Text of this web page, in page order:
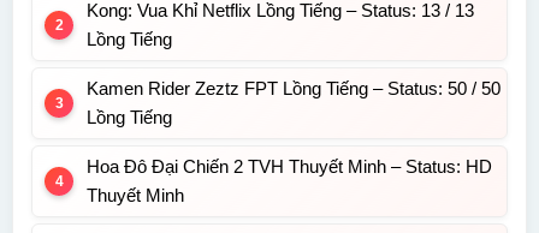
Kong: Vua Khỉ Netflix Lồng Tiếng – Status: 13 / 13
Lồng Tiếng
Kamen Rider Zeztz FPT Lồng Tiếng – Status: 50 / 50
Lồng Tiếng
Hoa Đô Đại Chiến 2 TVH Thuyết Minh – Status: HD
Thuyết Minh